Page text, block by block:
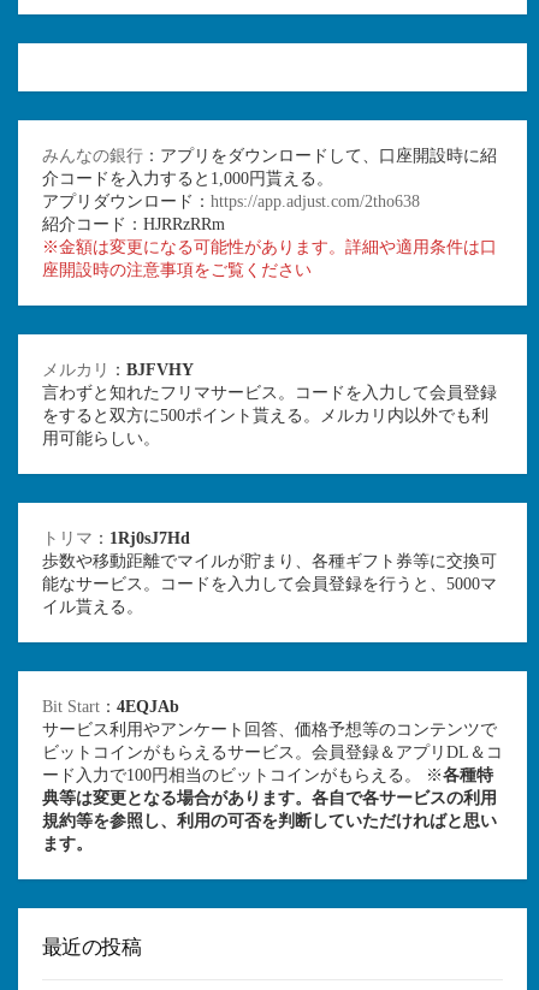
みんなの銀行 ：アプリをダウンロードして、口座開設時に紹
介コードを入力すると1,000円貰える。
アプリダウンロード： https://app.adjust.com/2tho638
紹介コード：HJRRzRRm
※金額は変更になる可能性があります。詳細や適用条件は口
座開設時の注意事項をご覧ください
メルカリ ： BJFVHY
言わずと知れたフリマサービス。コードを入力して会員登録
をすると双方に500ポイント貰える。メルカリ内以外でも利
用可能らしい。
トリマ ： 1Rj0sJ7Hd
歩数や移動距離でマイルが貯まり、各種ギフト券等に交換可
能なサービス。コードを入力して会員登録を行うと、5000マ
イル貰える。
Bit Start ： 4EQJAb
サービス利用やアンケート回答、価格予想等のコンテンツで
ビットコインがもらえるサービス。会員登録＆アプリDL＆コ
ード入力で100円相当のビットコインがもらえる。 ※各種特
典等は変更となる場合があります。各自で各サービスの利用
規約等を参照し、利用の可否を判断していただければと思い
ます。
最近の投稿